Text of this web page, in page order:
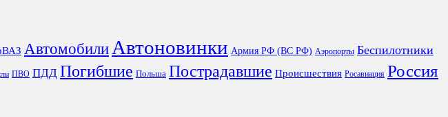
Автомобили Автоновинки Армия РФ (ВС РФ) Аэропорты Беспилотники
ПВО ПДД Погибшие Польша Пострадавшие Происшествия Росавиация Россия